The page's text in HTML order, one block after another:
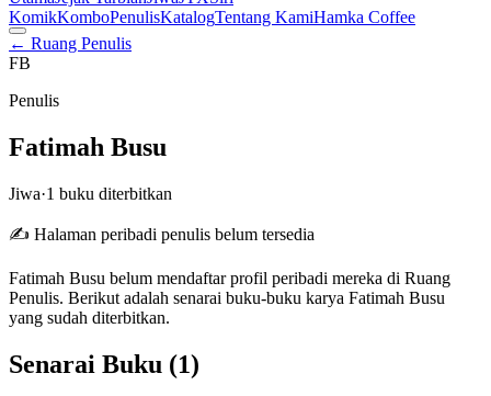
KomikKomboPenulisKatalogTentang KamiHamka Coffee
← Ruang Penulis
FB
Penulis
Fatimah Busu
Jiwa·1 buku diterbitkan
✍️ Halaman peribadi penulis belum tersedia
Fatimah Busu belum mendaftar profil peribadi mereka di Ruang
Penulis. Berikut adalah senarai buku-buku karya Fatimah Busu
yang sudah diterbitkan.
Senarai Buku (1)